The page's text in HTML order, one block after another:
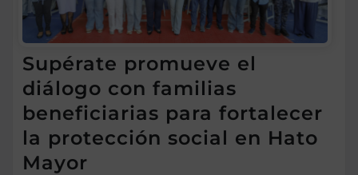
Supérate promueve el
diálogo con familias
beneficiarias para fortalecer
la protección social en Hato
Mayor